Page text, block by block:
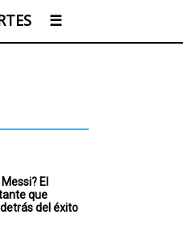
☰
El
que
del éxito